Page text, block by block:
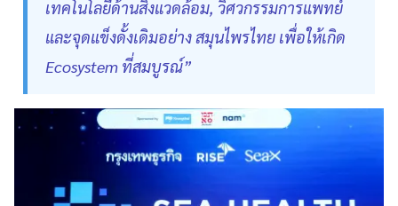
เทคโนโลยีด้านสิ่งแวดล้อม, วิศวกรรมการแพทย์
และจุดแข็งดั้งเดิมอย่าง สมุนไพรไทย เพื่อให้เกิด
Ecosystem ที่สมบูรณ์”